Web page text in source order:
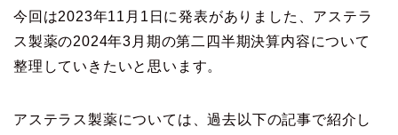
今回は2023年11月1日に発表がありました、アステラ
ス製薬の2024年3月期の第二四半期決算内容について
整理していきたいと思います。
アステラス製薬については、過去以下の記事で紹介し